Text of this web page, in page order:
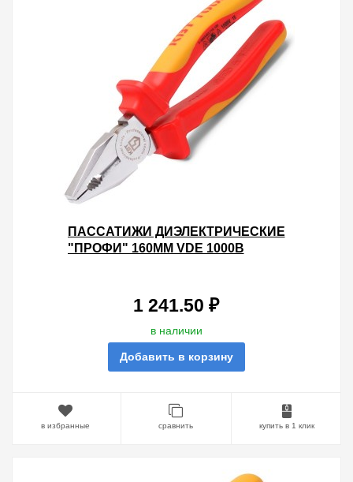
ПАССАТИЖИ ДИЭЛЕКТРИЧЕСКИЕ
"ПРОФИ" 160ММ VDE 1000В
1 241.50 ₽
в наличии
Добавить в корзину
в избранные сравнить купить в 1 клик